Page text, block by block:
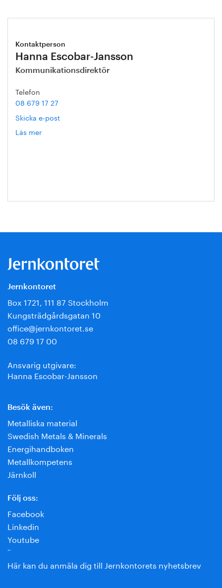
Kontaktperson
Hanna Escobar-Jansson
Kommunikationsdirektör
Telefon
08 679 17 27
Skicka e-post
Läs mer
Jernkontoret
Box 1721, 111 87 Stockholm
Kungsträdgårdsgatan 10
office@jernkontoret.se
08 679 17 00
Ansvarig utgivare:
Hanna Escobar-Jansson
Besök även:
Metalliska material
Swedish Metals & Minerals
Energihandboken
Metallkompetens
Järnkoll
Följ oss:
Facebook
Linkedin
Youtube
¨
Här kan du anmäla dig till Jernkontorets nyhetsbrev